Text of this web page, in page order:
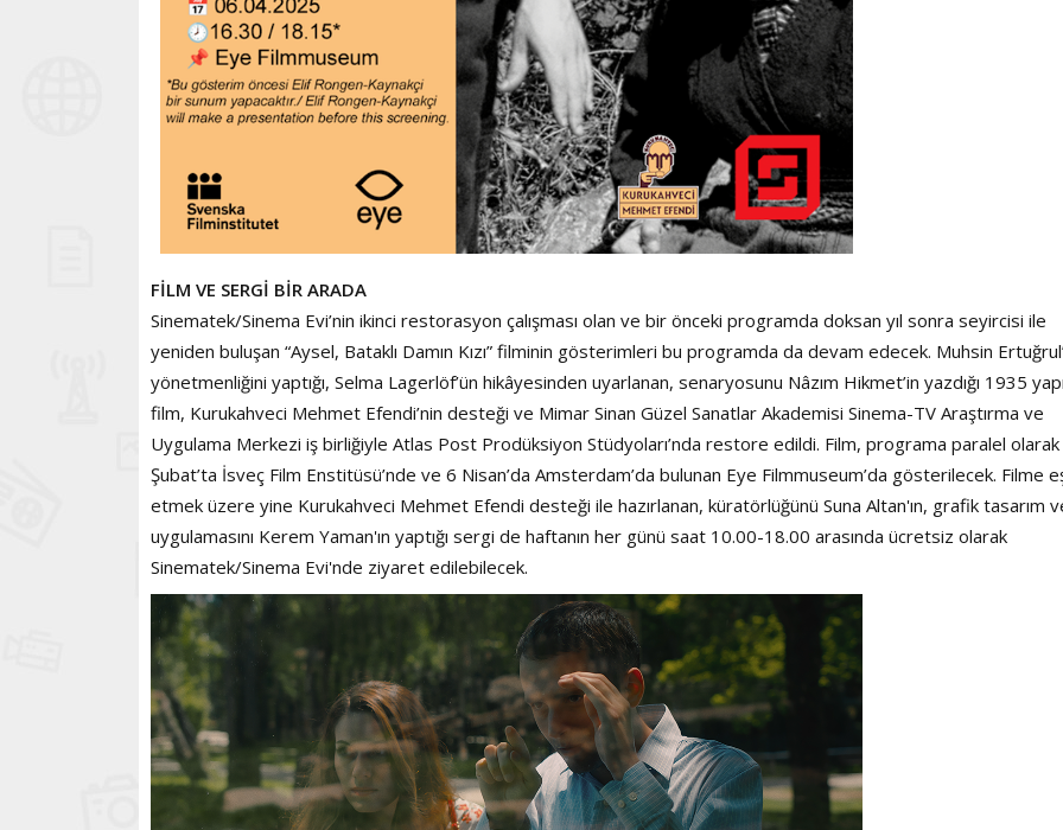
FİLM VE SERGİ BİR ARADA
Sinematek/Sinema Evi’nin ikinci restorasyon çalışması olan ve bir önceki programda doksan yıl sonra seyircisi ile
yeniden buluşan “Aysel, Bataklı Damın Kızı” filminin gösterimleri bu programda da devam edecek. Muhsin
yönetmenliğini yaptığı, Selma Lagerlöf’ün hikâyesinden uyarlanan, senaryosunu Nâzım Hikmet’in yazdığı 1935
film, Kurukahveci Mehmet Efendi’nin desteği ve Mimar Sinan Güzel Sanatlar Akademisi Sinema-TV Araştırma ve
Uygulama Merkezi iş birliğiyle Atlas Post Prodüksiyon Stüdyoları’nda restore edildi. Film, programa paralel olarak
Şubat’ta İsveç Film Enstitüsü’nde ve 6 Nisan’da Amsterdam’da bulunan Eye Filmmuseum’da gösterilecek. Filme
etmek üzere yine Kurukahveci Mehmet Efendi desteği ile hazırlanan, küratörlüğünü Suna Altan'ın, grafik tasarım
uygulamasını Kerem Yaman'ın yaptığı sergi de haftanın her günü saat 10.00-18.00 arasında ücretsiz olarak
Sinematek/Sinema Evi'nde ziyaret edilebilecek.